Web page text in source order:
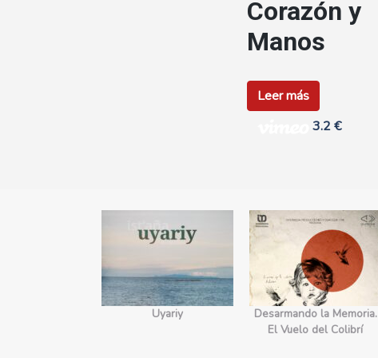
Corazón y
Manos
Leer más
3.2 €
Uyariy
Desarmando la Memoria.
El Vuelo del Colibrí